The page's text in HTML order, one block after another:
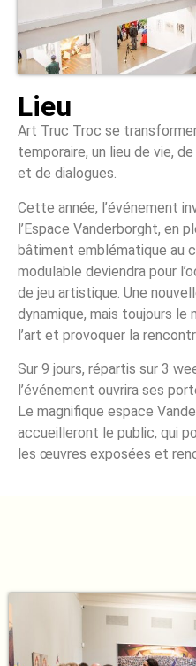
Lieu
Art Truc Troc se
temporaire, un lieu de vie,
et de dialogues.
Cette année, l’événement
l’Espace Vanderborght, en
bâtiment emblématique au
modulable deviendra pour
de jeu artistique. Une
dynamique, mais toujours
l’art et provoquer la
Sur 9 jours, répartis sur 3
l’événement ouvrira ses
Le magnifique espace
accueilleront le public, qui
les œuvres exposées et